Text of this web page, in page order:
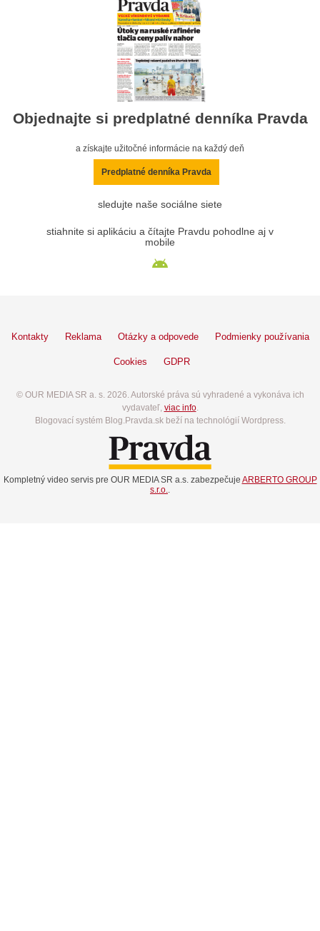
Objednajte si predplatné denníka Pravda
a získajte užitočné informácie na každý deň
Predplatné denníka Pravda
sledujte naše sociálne siete
stiahnite si aplikáciu a čítajte Pravdu pohodlne aj v
mobile
Kontakty Reklama Otázky a odpovede Podmienky používania
Cookies GDPR
© OUR MEDIA SR a. s. 2026. Autorské práva sú vyhradené a vykonáva ich
vydavateľ, viac info.
Blogovací systém Blog.Pravda.sk beží na technológií Wordpress.
Kompletný video servis pre OUR MEDIA SR a.s. zabezpečuje ARBERTO GROUP
s.r.o..